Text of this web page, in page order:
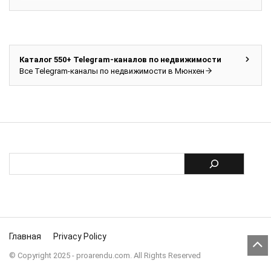
Каталог 550+ Telegram-каналов по недвижимости
Все Telegram-каналы по недвижимости в Мюнхен
Главная Privacy Policy
© Copyright 2025 - proarendu.com. All Rights Reserved